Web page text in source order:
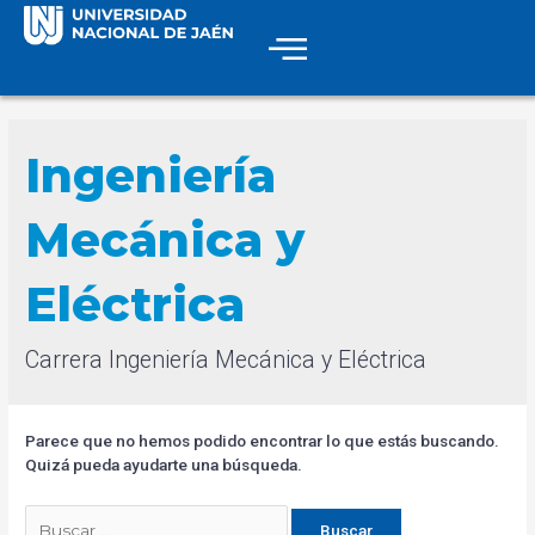
Ingeniería
Mecánica y
Eléctrica
Carrera Ingeniería Mecánica y Eléctrica
Parece que no hemos podido encontrar lo que estás buscando.
Quizá pueda ayudarte una búsqueda.